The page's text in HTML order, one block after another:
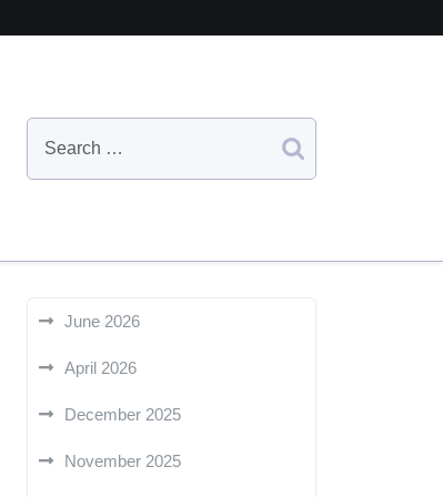
June 2026
April 2026
December 2025
November 2025